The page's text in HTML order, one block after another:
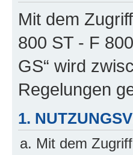
Mit dem
800 ST - F
GS“ wird
Regelungen
1.
Mit dem